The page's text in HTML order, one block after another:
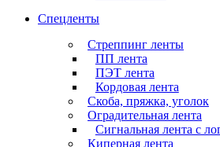
Спецленты
Стреппинг ленты
ПП лента
ПЭТ лента
Кордовая лента
Скоба, пряжка, уголок
Оградительная лента
Сигнальная лента с
Киперная лента